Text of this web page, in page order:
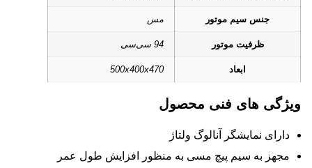
جنس سیم موتور مس
ظرفیت موتور 94 سی‌سی
ابعاد 500x400x470
ویژگی های فنی محصول
دارای نمایشگر آنالوگ ولتاژ
مجهز به سیم پیچ مسی به منظور افزایش طول عمر